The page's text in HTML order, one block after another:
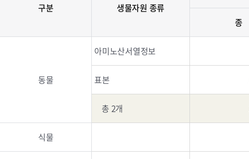
구분 생물자원 종류
종
동물
아미노산서열정보
표본
총 2개
식물